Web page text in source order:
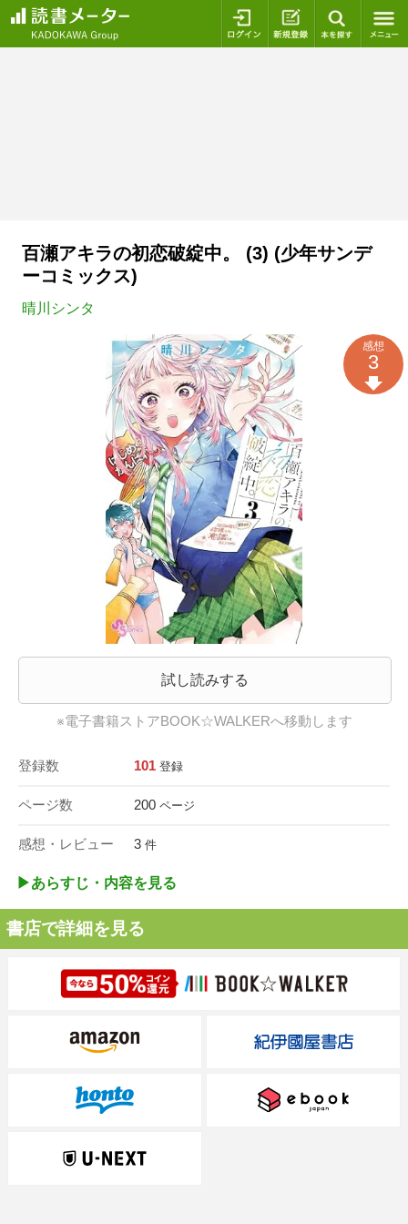
ログイン 新規登録
百瀬アキラの初恋破綻中。 (3) (少年サンデ
ーコミックス)
晴川シンタ
試し読みする
※電子書籍ストアBOOK☆WALKERへ移動します
登録数 101 登録
ページ数 200 ページ
感想・レビュー 3 件
感想
3
▶︎あらすじ・内容を見る
書店で詳細を見る